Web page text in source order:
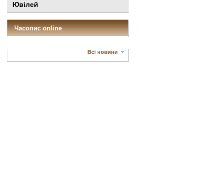
Ювілей
Часопис online
Всі новини